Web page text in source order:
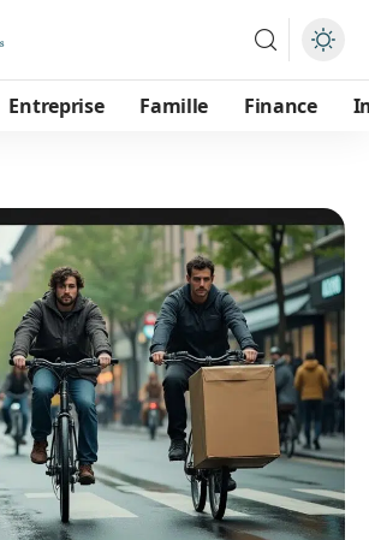
Entreprise Famille Finance